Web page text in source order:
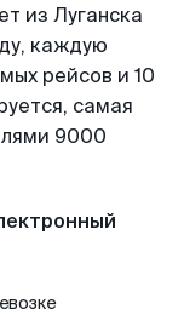
из Луганска
каждую
рейсов и 10
самая
9000